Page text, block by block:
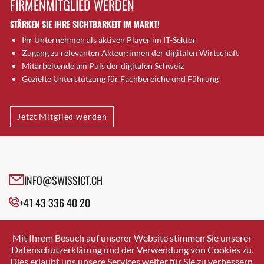
Brugg AG
Brütten
Bubendorf
Bubikon
Buchs (SG)
Bäretswil
Bülach
Cazis
Crissier
Davos Platz
Dierikon
Dietikon
FIRMENMITGLIED WERDEN
STÄRKEN SIE IHRE SICHTBARKEIT IM MARKT!
Ihr Unternehmen als aktiven Player im IT-Sektor
Zugang zu relevanten Akteur:innen der digitalen Wirtschaft
Mitarbeitende am Puls der digitalen Schweiz
Gezielte Unterstützung für Fachbereiche und Führung
Jetzt Mitglied werden
INFO@SWISSICT.CH
+41 43 336 40 20
SWISSICT
VULKANSTRASSE 120
8048 ZURICH
Mit Ihrem Besuch auf unserer Website stimmen Sie unserer
Datenschutzerklärung und der Verwendung von Cookies zu.
Dies erlaubt uns unsere Services weiter für Sie zu verbessern.